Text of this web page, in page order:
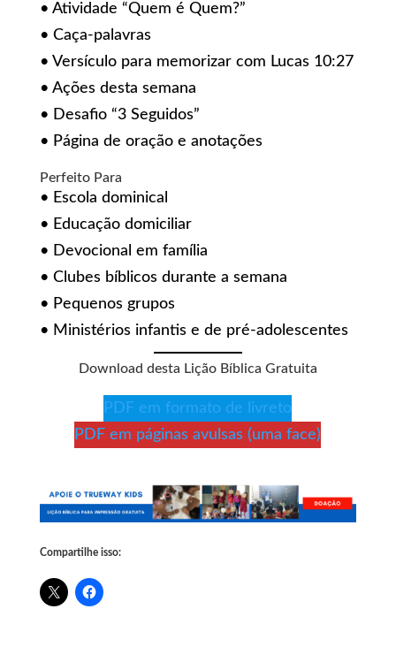
• Atividade “Quem é Quem?”
• Caça-palavras
• Versículo para memorizar com Lucas 10:27
• Ações desta semana
• Desafio “3 Seguidos”
• Página de oração e anotações
Perfeito Para
• Escola dominical
• Educação domiciliar
• Devocional em família
• Clubes bíblicos durante a semana
• Pequenos grupos
• Ministérios infantis e de pré-adolescentes
Download desta Lição Bíblica Gratuita
PDF em formato de livreto
PDF em páginas avulsas (uma face)
Compartilhe isso: